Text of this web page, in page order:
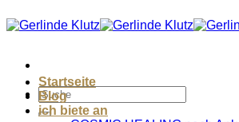
Inhalt
Startseite
Blog
ich biete an